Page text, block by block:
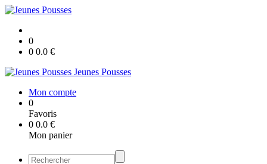
0
0 0.0 €
Jeunes Pousses
Mon compte
0
Favoris
0 0.0 €
Mon panier